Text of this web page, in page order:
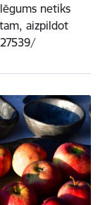
netiks
aizpildot